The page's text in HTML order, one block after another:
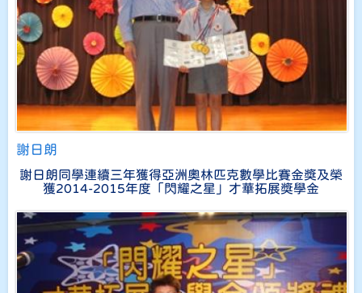
謝日朗
謝日朗同學連續三年獲得亞洲奧林匹克數學比賽金獎及榮
獲2014-2015年度「閃耀之星」才華拓展獎學金